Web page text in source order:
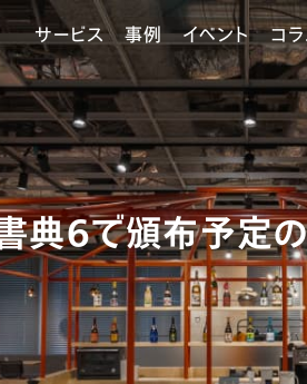
サービス 事例 イベント コ
典6で頒布予定